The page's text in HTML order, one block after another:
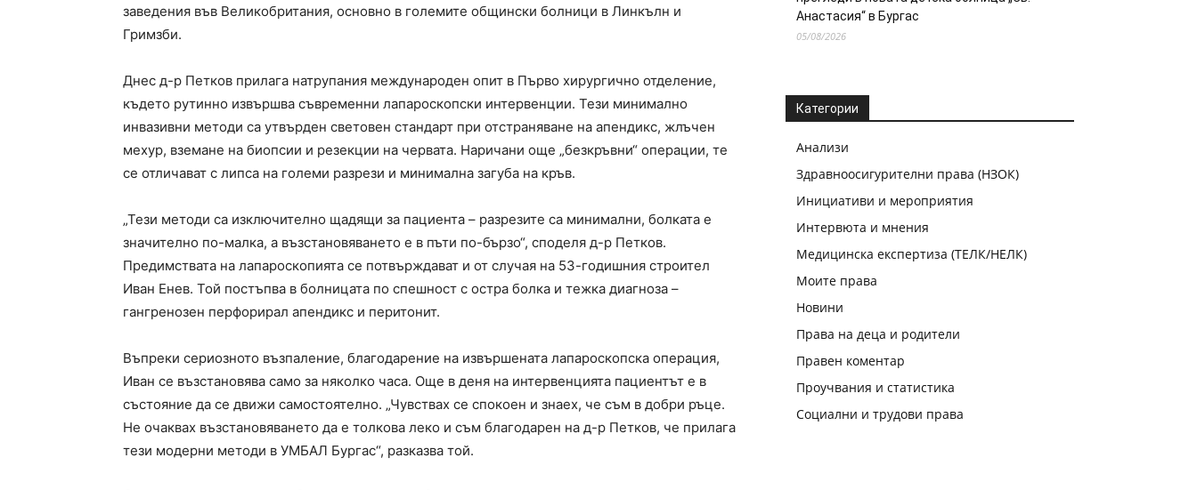
заведения във Великобритания, основно в големите общински болници в Линкълн и
Гримзби.
Днес д-р Петков прилага натрупания международен опит в Първо хирургично отделение,
където рутинно извършва съвременни лапароскопски интервенции. Тези минимално
инвазивни методи са утвърден световен стандарт при отстраняване на апендикс, жлъчен
мехур, вземане на биопсии и резекции на червата. Наричани още „безкръвни“ операции, те
се отличават с липса на големи разрези и минимална загуба на кръв.
„Тези методи са изключително щадящи за пациента – разрезите са минимални, болката е
значително по-малка, а възстановяването е в пъти по-бързо“, споделя д-р Петков.
Предимствата на лапароскопията се потвърждават и от случая на 53-годишния строител
Иван Енев. Той постъпва в болницата по спешност с остра болка и тежка диагноза –
гангренозен перфорирал апендикс и перитонит.
Въпреки сериозното възпаление, благодарение на извършената лапароскопска операция,
Иван се възстановява само за няколко часа. Още в деня на интервенцията пациентът е в
състояние да се движи самостоятелно. „Чувствах се спокоен и знаех, че съм в добри ръце.
Не очаквах възстановяването да е толкова леко и съм благодарен на д-р Петков, че прилага
тези модерни методи в УМБАЛ Бургас“, разказва той.
Анастасия“ в Бургас
05/08/2026
Категории
Анализи
Здравноосигурителни права (НЗОК)
Инициативи и мероприятия
Интервюта и мнения
Медицинска експертиза (ТЕЛК/НЕЛК)
Моите права
Новини
Права на деца и родители
Правен коментар
Проучвания и статистика
Социални и трудови права